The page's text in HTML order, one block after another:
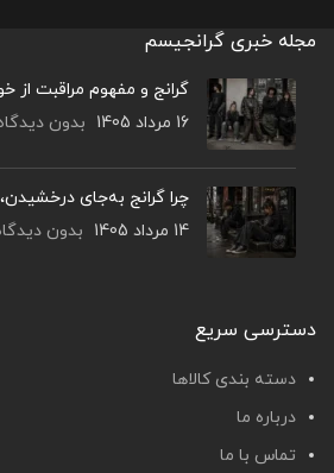
مجله خبری گرانجیسم
گرانج و مفهوم مراقبت از
16 مرداد 1405
بدون
چرا گرانج به‌جای
14 مرداد 1405
بدون
دسترسی سریع
دسته بندی کالاها
درباره ما
تماس با ما